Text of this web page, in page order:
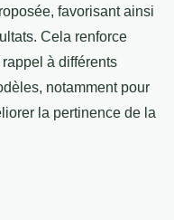
favorisant ainsi
Cela renforce
à différents
notamment pour
la pertinence de la